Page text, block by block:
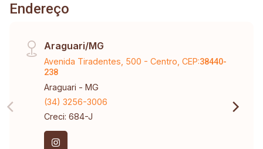
Endereço
Araguari/MG
Avenida Tiradentes, 500 - Centro, CEP:38440-
238
Araguari - MG
(34) 3256-3006
Creci: 684-J